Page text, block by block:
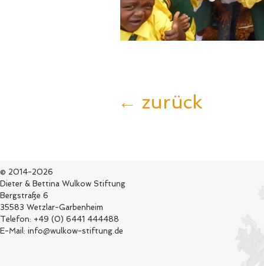
← zurück
© 2014-2026
Dieter & Bettina Wulkow Stiftung
Bergstraße 6
35583 Wetzlar-Garbenheim
Telefon: +49 (0) 6441 444488
E-Mail: info@wulkow-stiftung.de